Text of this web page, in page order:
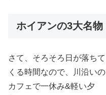
ホイアンの3大名物
さて、そろそろ日が落ちて
くる時間なので、川沿いの
カフェで一休み&軽い夕